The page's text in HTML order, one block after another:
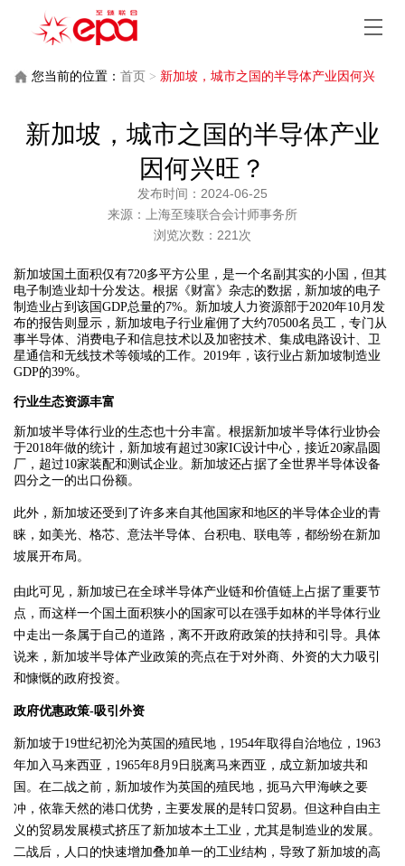
您当前的位置： 首页 > 新加坡，城市之国的半导体产业因何兴
旺？
新加坡，城市之国的半导体产业
因何兴旺？
发布时间：2024-06-25
来源：上海至臻联合会计师事务所
浏览次数：221次
新加坡国土面积仅有720多平方公里，是一个名副其实的小国，但其
电子制造业却十分发达。根据《财富》杂志的数据，新加坡的电子
制造业占到该国GDP总量的7%。新加坡人力资源部于2020年10月发
布的报告则显示，新加坡电子行业雇佣了大约70500名员工，专门从
事半导体、消费电子和信息技术以及加密技术、集成电路设计、卫
星通信和无线技术等领域的工作。2019年，该行业占新加坡制造业
GDP的39%。
行业生态资源丰富
新加坡半导体行业的生态也十分丰富。根据新加坡半导体行业协会
于2018年做的统计，新加坡有超过30家IC设计中心，接近20家晶圆
厂，超过10家装配和测试企业。新加坡还占据了全世界半导体设备
四分之一的出口份额。
此外，新加坡还受到了许多来自其他国家和地区的半导体企业的青
睐，如美光、格芯、意法半导体、台积电、联电等，都纷纷在新加
坡展开布局。
由此可见，新加坡已在全球半导体产业链和价值链上占据了重要节
点，而这样一个国土面积狭小的国家可以在强手如林的半导体行业
中走出一条属于自己的道路，离不开政府政策的扶持和引导。具体
说来，新加坡半导体产业政策的亮点在于对外商、外资的大力吸引
和慷慨的政府投资。
政府优惠政策-吸引外资
新加坡于19世纪初沦为英国的殖民地，1954年取得自治地位，1963
年加入马来西亚，1965年8月9日脱离马来西亚，成立新加坡共和
国。在二战之前，新加坡作为英国的殖民地，扼马六甲海峡之要
冲，依靠天然的港口优势，主要发展的是转口贸易。但这种自由主
义的贸易发展模式挤压了新加坡本土工业，尤其是制造业的发展。
二战后，人口的快速增加叠加单一的工业结构，导致了新加坡的高